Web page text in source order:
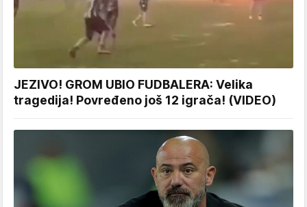
JEZIVO! GROM UBIO FUDBALERA: Velika
tragedija! Povređeno još 12 igrača! (VIDEO)